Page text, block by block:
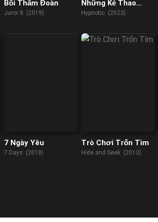
Bồi Thẩm Đoàn
Juror 8 (2019)
Những Kẻ Thao
Túng
Hypnotic (2023)
7 Ngày Yêu
7 Days (2018)
Trò Chơi Trốn Tìm
Hide and Seek (2013)